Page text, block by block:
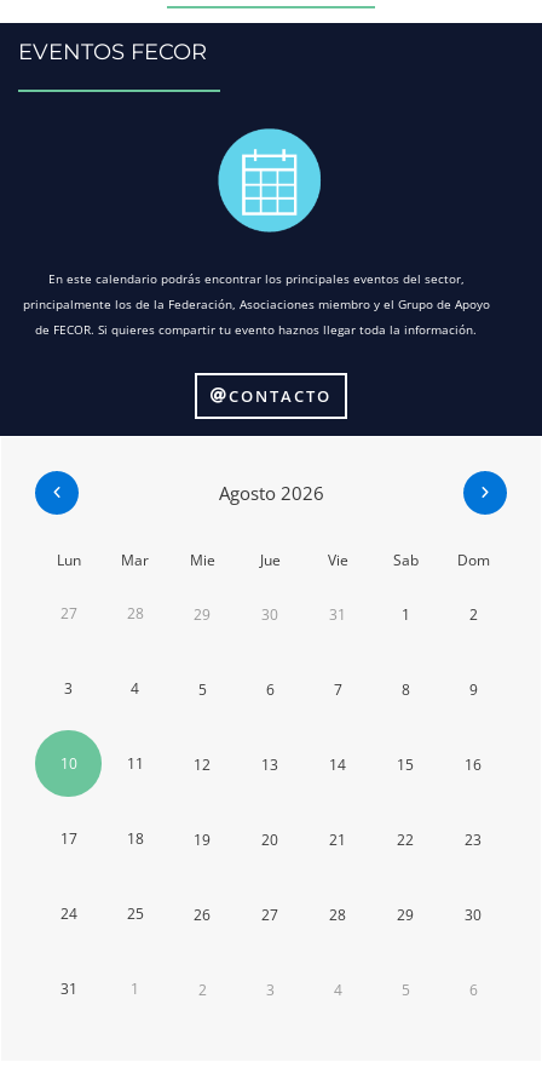
Agosto 2026
Lun Mar Mie Jue Vie Sab Dom
27 28 29 30 31 1 2
3 4 5 6 7 8 9
10 11 12 13 14 15 16
17 18 19 20 21 22 23
24 25 26 27 28 29 30
31 1 2 3 4 5 6
EVENTOS FECOR
En este calendario podrás encontrar los principales eventos del sector,
principalmente los de la Federación, Asociaciones miembro y el Grupo de Apoyo
de FECOR. Si quieres compartir tu evento haznos llegar toda la información.
CONTACTO